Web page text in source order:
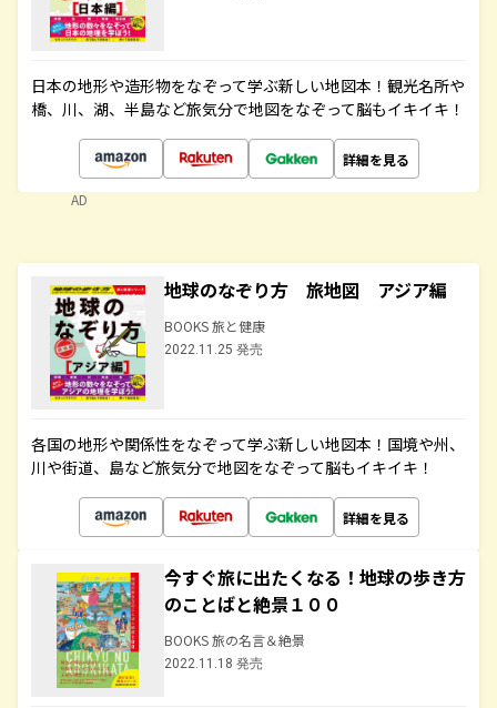
日本の地形や造形物をなぞって学ぶ新しい地図本！観光名所や
橋、川、湖、半島など旅気分で地図をなぞって脳もイキイキ！
詳細を見る
AD
地球のなぞり方 旅地図 アジア編
BOOKS 旅と健康
2022.11.25 発売
各国の地形や関係性をなぞって学ぶ新しい地図本！国境や州、
川や街道、島など旅気分で地図をなぞって脳もイキイキ！
詳細を見る
今すぐ旅に出たくなる！地球の歩き方
のことばと絶景１００
BOOKS 旅の名言＆絶景
2022.11.18 発売